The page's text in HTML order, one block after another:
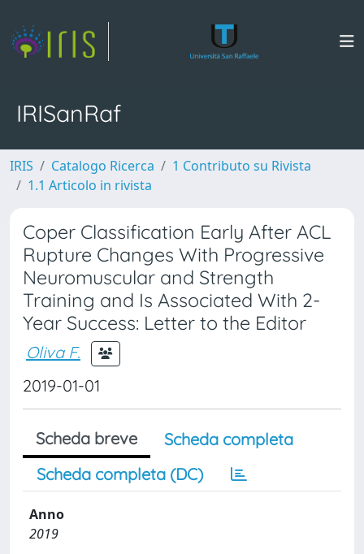
IRISanRaf
IRIS Catalogo Ricerca
1 Contributo su Rivista
1.1 Articolo in rivista
Coper Classification Early After ACL
Rupture Changes With Progressive
Neuromuscular and Strength
Training and Is Associated With 2-
Year Success: Letter to the Editor
Oliva F.
2019-01-01
Scheda breve
Scheda completa
Scheda completa (DC)
Anno
2019